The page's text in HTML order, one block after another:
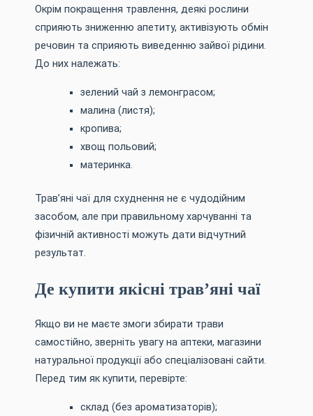
Окрім покращення травлення, деякі рослини
сприяють зниженню апетиту, активізують обмін
речовин та сприяють виведенню зайвої рідини.
До них належать:
зелений чай з лемонграсом;
малина (листя);
кропива;
хвощ польовий;
материнка.
Трав’яні чаї для схуднення не є чудодійним
засобом, але при правильному харчуванні та
фізичній активності можуть дати відчутний
результат.
Де купити якісні трав’яні чаї
Якщо ви не маєте змоги збирати трави
самостійно, зверніть увагу на аптеки, магазини
натуральної продукції або спеціалізовані сайти.
Перед тим як купити, перевірте:
склад (без ароматизаторів);